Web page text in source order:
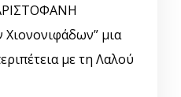
μια
με τη Λαλού